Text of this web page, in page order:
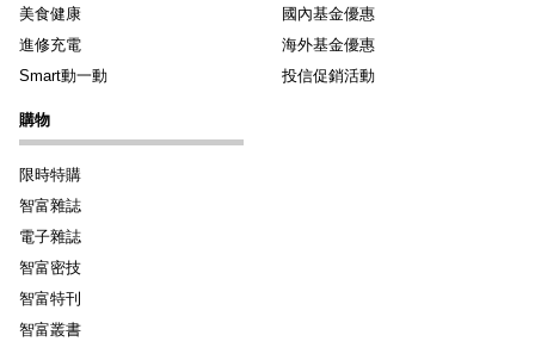
美食健康
進修充電
Smart動一動
國內基金優惠
海外基金優惠
投信促銷活動
購物
限時特購
智富雜誌
電子雜誌
智富密技
智富特刊
智富叢書